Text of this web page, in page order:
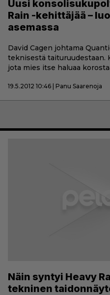
Uusi
Rain -kehittäjää –
asemassa
David Cagen johtama
teknisestä taituruudestaan.
jota mies itse haluaa
19.5.2012 10:46 | Panu Saarenoja
Näin syntyi Heavy
tekninen